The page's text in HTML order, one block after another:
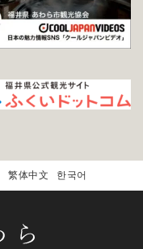
繁体中文 한국어